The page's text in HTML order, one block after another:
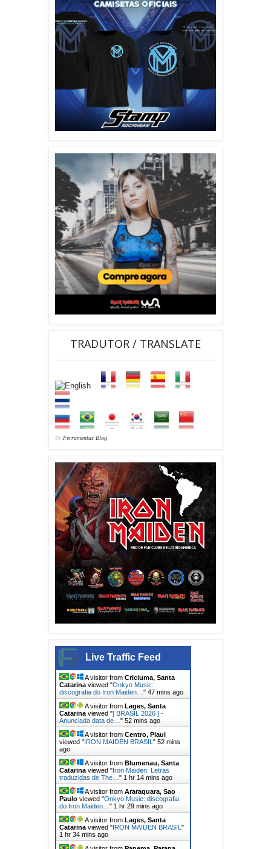
TRADUTOR / TRANSLATE
By Ferramentas Blog
Live Traffic Feed
A visitor from Criciuma, Santa
Catarina viewed "Onkyo Music:
discografia do Iron Maiden… " 47 mins ago
A visitor from Lages, Santa
Catarina viewed "[ BRASIL 2026 ] -
Anunciada data de… " 52 mins ago
A visitor from Centro, Piaui
viewed "IRON MAIDEN BRASIL " 52 mins
ago
A visitor from Blumenau, Santa
Catarina viewed "Iron Maiden: Letras
traduzidas de The… " 1 hr 14 mins ago
A visitor from Araraquara, Sao
Paulo viewed "Onkyo Music: discografia
do Iron Maiden… " 1 hr 29 mins ago
A visitor from Lages, Santa
Catarina viewed "IRON MAIDEN BRASIL "
1 hr 34 mins ago